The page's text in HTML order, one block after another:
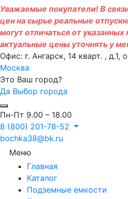
Уважаемые покупатели! В
цен на сырье реальные
могут отличаться от
актуальные цены уточнять у
Офис: г. Ангарск, 14 кварт. , д.1,
Москва
Это Ваш город?
Да Выбор города
Пн-Пт 9.00 – 18.00
8 (800) 201-78-52
bochka38@bk.ru
Меню
Главная
Каталог
Подземные емкости